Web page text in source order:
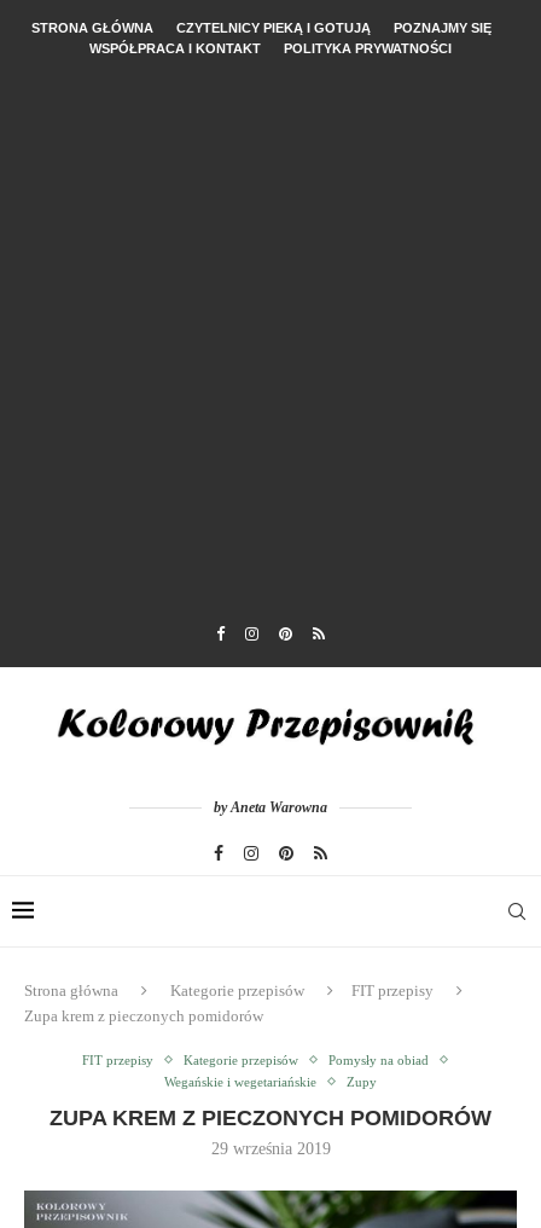
STRONA GŁÓWNA CZYTELNICY PIEKĄ I GOTUJĄ
POZNAJMY SIĘ
WSPÓŁPRACA I KONTAKT
POLITYKA PRYWATNOŚCI
by Aneta Warowna
Strona główna Kategorie przepisów
FIT przepisy
Zupa krem z pieczonych pomidorów
FIT przepisy Kategorie przepisów
Pomysły na obiad
Wegańskie i wegetariańskie
Zupy
ZUPA KREM Z PIECZONYCH POMIDORÓW
29 września 2019